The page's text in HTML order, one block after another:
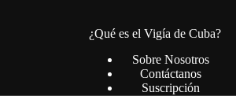
¿Qué es el Vigía de Cuba?
Sobre Nosotros
Contáctanos
Suscripción